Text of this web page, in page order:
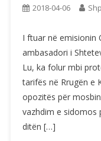
2018-04-06
I ftuar në emisionin
ambasadori i
Lu, ka folur mbi
tarifës në Rrugën e
opozitës për
vazhdim e sidomos
ditën […]